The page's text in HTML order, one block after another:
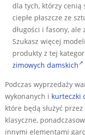
dla tych, którzy cenią
ciepłe płaszcze ze
długości i fasony,
Szukasz więcej
produkty z tej
zimowych damskich
Podczas wyprzedaży
wykonanych i kurteczki
które będą służyć
klasyczne,
innymi elementami